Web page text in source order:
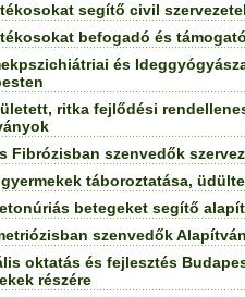
segítő civil
befogadó és
és
ritka fejlődési
Fibrózisban szenvedők
táboroztatása,
betegeket segítő
szenvedők
oktatás és fejlesztés
részére